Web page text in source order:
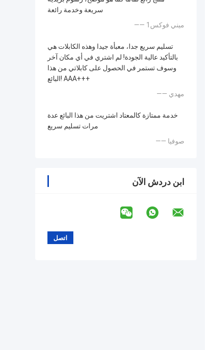
سريعة وخدمة رائعة
—— ميني فوكس1
تسليم سريع جدا، معبأة جيدا وهذه الكابلات هي
بالتأكيد عالية الجودة! لم اشتري في أي مكان آخر
وسوف تستمر في الحصول على كابلاتي من هذا
البائع! AAA+++
—— مهدي
خدمة ممتازة كالمعتاد اشتريت من هذا البائع عدة
مرات تسليم سريع
—— صوفيا
ابن دردش الآن